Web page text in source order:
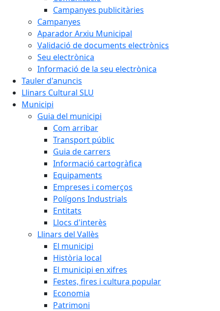
Campanyes publicitàries
Campanyes
Aparador Arxiu Municipal
Validació de documents electrònics
Seu electrònica
Informació de la seu electrònica
Tauler d'anuncis
Llinars Cultural SLU
Municipi
Guia del municipi
Com arribar
Transport públic
Guia de carrers
Informació cartogràfica
Equipaments
Empreses i comerços
Polígons Industrials
Entitats
Llocs d'interès
Llinars del Vallès
El municipi
Història local
El municipi en xifres
Festes, fires i cultura popular
Economia
Patrimoni